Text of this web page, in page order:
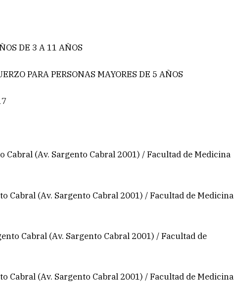
DE 3 A 11 AÑOS
PARA PERSONAS MAYORES DE 5 AÑOS
Cabral (Av. Sargento Cabral 2001) / Facultad de Medicina
Cabral (Av. Sargento Cabral 2001) / Facultad de Medicina
Cabral (Av. Sargento Cabral 2001) / Facultad de
Cabral (Av. Sargento Cabral 2001) / Facultad de Medicina